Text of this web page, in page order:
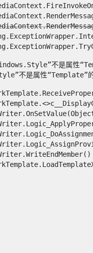
不是属性
不是属性“Template”的